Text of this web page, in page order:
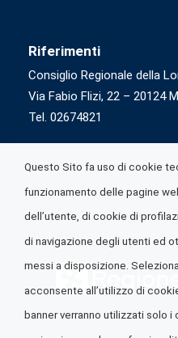
Riferimenti
Consiglio Regionale della
Via Fabio Flizi, 22 – 20124
Tel. 02674821
Questo Sito fa uso di cookie
funzionamento delle pagine
dell’utente, di cookie di
di navigazione degli utenti ed
messi a disposizione.
acconsente all’utilizzo di
banner verranno utilizzati solo